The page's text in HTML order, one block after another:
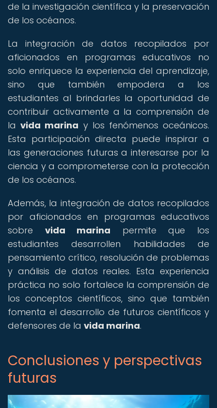
de la investigación científica y la preservación
de los océanos.
La integración de datos recopilados por
aficionados en programas educativos no
solo enriquece la experiencia del aprendizaje,
sino que también empodera a los
estudiantes al brindarles la oportunidad de
contribuir activamente a la comprensión de
lavida marina y los fenómenos oceánicos.
Esta participación directa puede inspirar a
las generaciones futuras a interesarse por la
ciencia y a comprometerse con la protección
de los océanos.
Además, la integración de datos recopilados
por aficionados en programas educativos
sobre vida marina permite que los
estudiantes desarrollen habilidades de
pensamiento crítico, resolución de problemas
y análisis de datos reales. Esta experiencia
práctica no solo fortalece la comprensión de
los conceptos científicos, sino que también
fomenta el desarrollo de futuros científicos y
defensores de la vida marina.
Conclusiones y perspectivas
futuras